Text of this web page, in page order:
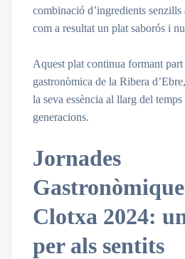
combinació d’ingredients senzills
com a resultat un plat saborós i
Aquest plat continua formant
gastronòmica de la Ribera
la seva essència al llarg del
generacions.
Jornades
Clotxa 2024:
per als sentits